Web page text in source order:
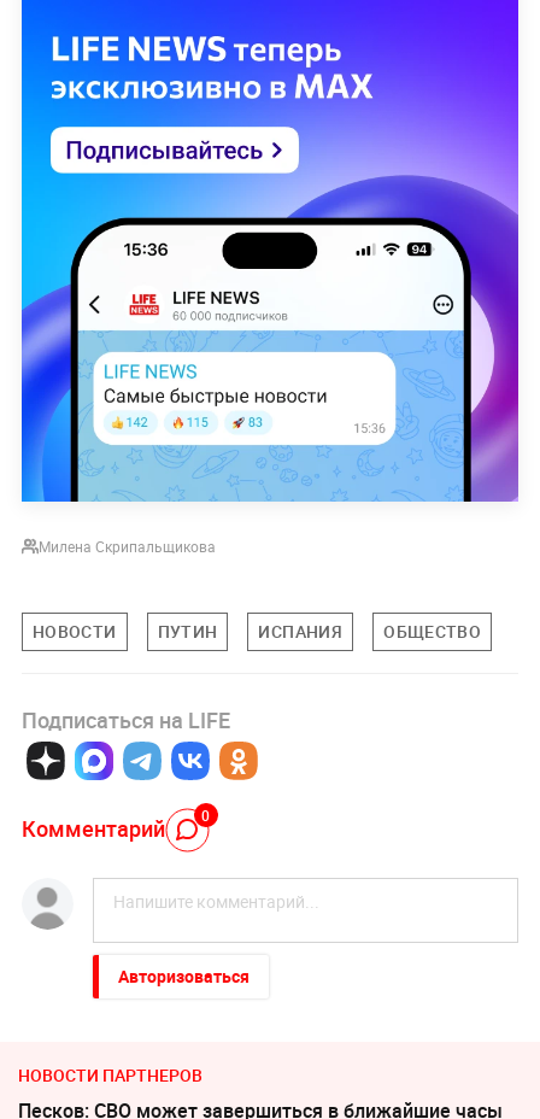
Милена Скрипальщикова
НОВОСТИ ПУТИН ИСПАНИЯ ОБЩЕСТВО
Подписаться на LIFE
Комментарий 0
Авторизоваться
НОВОСТИ ПАРТНЕРОВ
Песков: СВО может завершиться в ближайшие часы